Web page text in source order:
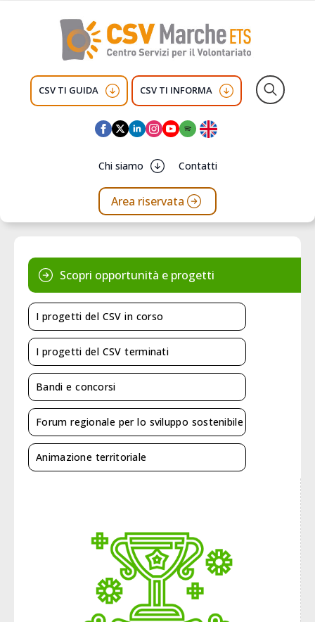
CSV TI GUIDA CSV TI INFORMA
Chi siamo Contatti
Area riservata
Scopri opportunità e progetti
I progetti del CSV in corso
I progetti del CSV terminati
Bandi e concorsi
Forum regionale per lo sviluppo sostenibile
Animazione territoriale